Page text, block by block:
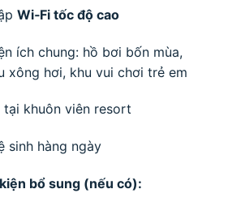
Wi‑Fi tốc độ cao
ích chung: hồ bơi bốn mùa,
xông hơi, khu vui chơi trẻ em
khuôn viên resort
sinh hàng ngày
bổ sung (nếu có):